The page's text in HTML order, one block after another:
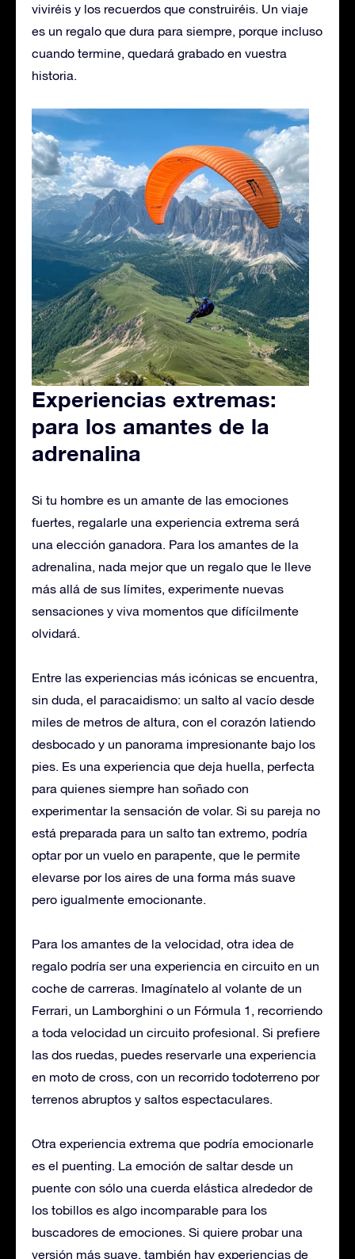
viviréis y los recuerdos que construiréis. Un viaje
es un regalo que dura para siempre, porque incluso
cuando termine, quedará grabado en vuestra
historia.
Experiencias extremas:
para los amantes de la
adrenalina
Si tu hombre es un amante de las emociones
fuertes, regalarle una experiencia extrema será
una elección ganadora. Para los amantes de la
adrenalina, nada mejor que un regalo que le lleve
más allá de sus límites, experimente nuevas
sensaciones y viva momentos que difícilmente
olvidará.
Entre las experiencias más icónicas se encuentra,
sin duda, el paracaidismo: un salto al vacío desde
miles de metros de altura, con el corazón latiendo
desbocado y un panorama impresionante bajo los
pies. Es una experiencia que deja huella, perfecta
para quienes siempre han soñado con
experimentar la sensación de volar. Si su pareja no
está preparada para un salto tan extremo, podría
optar por un vuelo en parapente, que le permite
elevarse por los aires de una forma más suave
pero igualmente emocionante.
Para los amantes de la velocidad, otra idea de
regalo podría ser una experiencia en circuito en un
coche de carreras. Imagínatelo al volante de un
Ferrari, un Lamborghini o un Fórmula 1, recorriendo
a toda velocidad un circuito profesional. Si prefiere
las dos ruedas, puedes reservarle una experiencia
en moto de cross, con un recorrido todoterreno por
terrenos abruptos y saltos espectaculares.
Otra experiencia extrema que podría emocionarle
es el puenting. La emoción de saltar desde un
puente con sólo una cuerda elástica alrededor de
los tobillos es algo incomparable para los
buscadores de emociones. Si quiere probar una
versión más suave, también hay experiencias de